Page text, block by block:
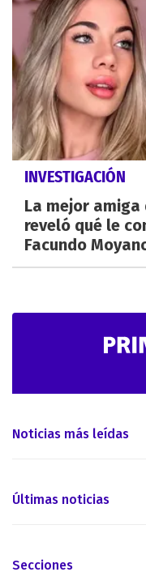
INVESTIGACIÓN
La mejor amiga
reveló qué le
Facundo
Noticias más leídas
Últimas noticias
Secciones